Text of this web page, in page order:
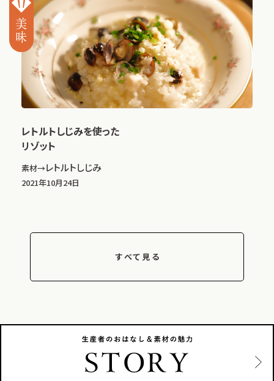
レトルトしじみを使った
リゾット
素材→レトルトしじみ
2021年10月24日
すべて見る